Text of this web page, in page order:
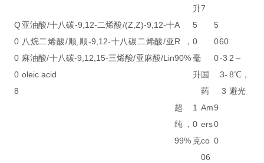
升7
Q
0
0
0
8
亚油酸/十八碳-9,12-二烯酸/(Z,Z)-9,12-十
八烷二烯酸/顺,顺-9,12-十八碳二烯酸/亚
麻油酸/十八碳-9,12,15-三烯酸/亚麻酸/Lin
oleic acid
A
R，
90%
5
0
毫
升国
药
5
0
0
60
-3
3-
3
2～
8℃，
避光
超
纯，
99%
1
0
克
Am
ers
co
06
9
0
0